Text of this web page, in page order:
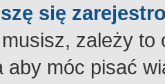
się
zależy
aby móc pisać